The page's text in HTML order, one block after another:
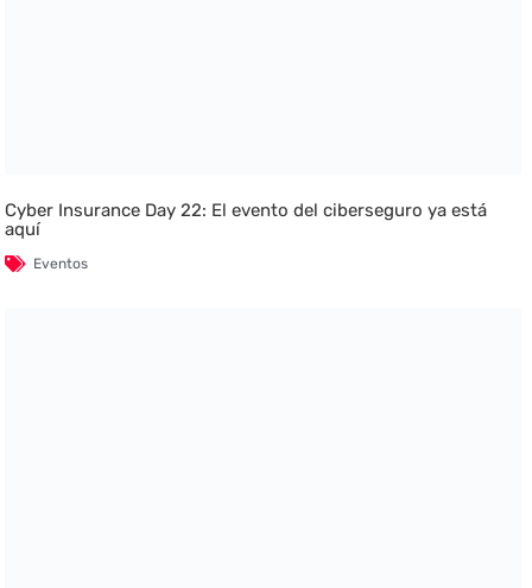
Cyber Insurance Day 22: El evento del ciberseguro ya está
aquí
Eventos